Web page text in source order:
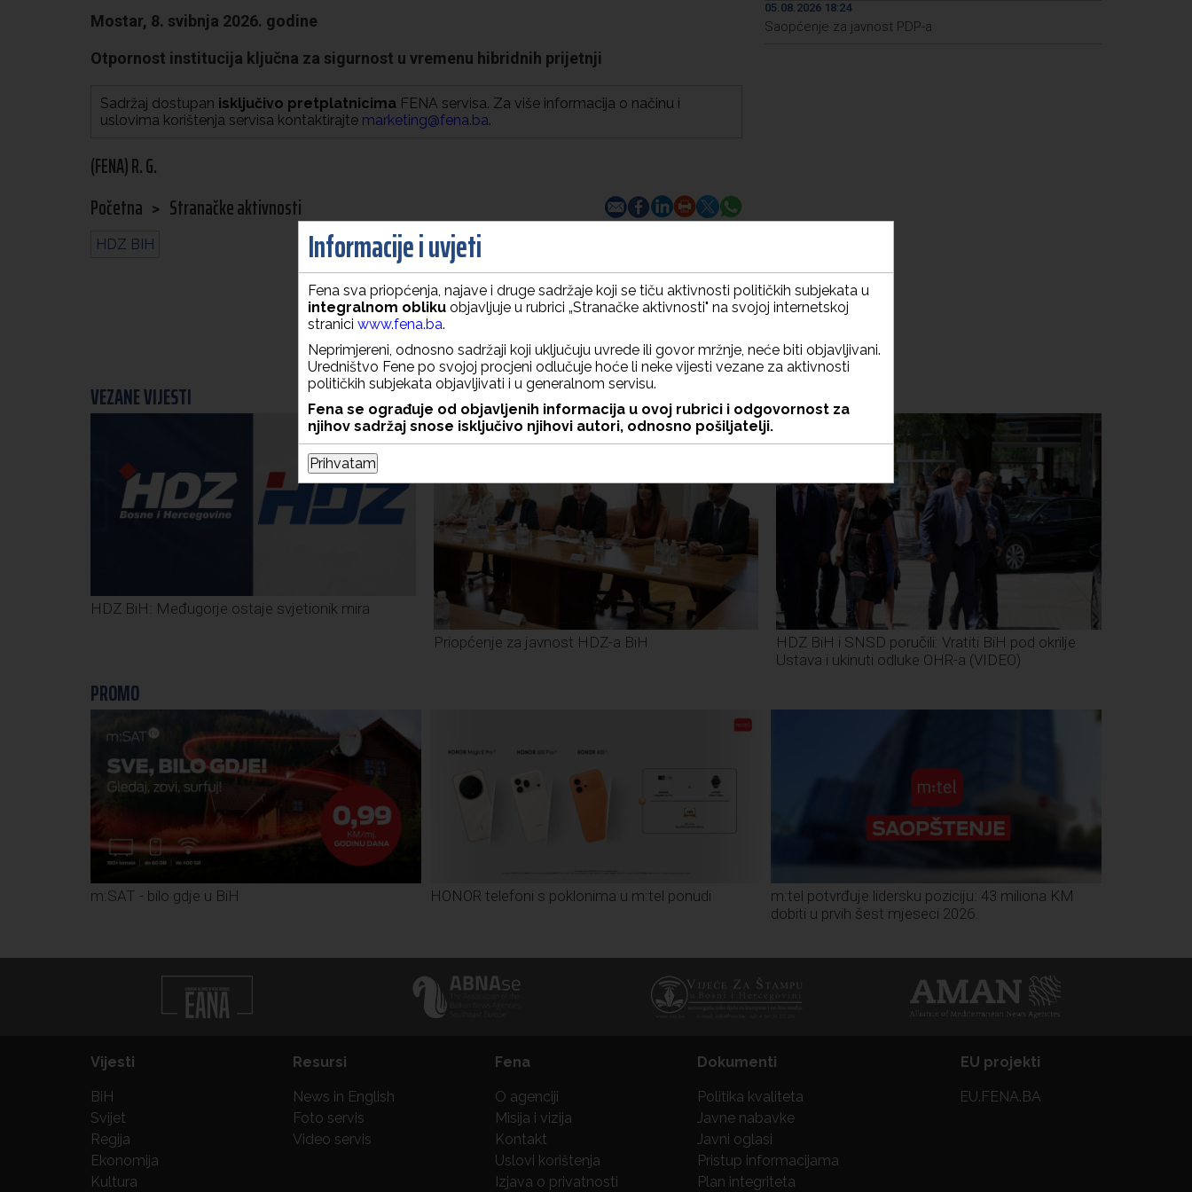
Mostar, 8. svibnja 2026. godine
Otpornost institucija ključna za sigurnost u vremenu hibridnih prijetnji
Sadržaj dostupan isključivo pretplatnicima FENA servisa. Za više informacija o načinu i
uslovima korištenja servisa kontaktirajte marketing@fena.ba.
(FENA) R. G.
Početna > Stranačke aktivnosti
HDZ BIH
05.08.2026 18:24
Saopćenje za javnost PDP-a
VEZANE VIJESTI
HDZ BiH: Međugorje ostaje svjetionik mira
Priopćenje za javnost HDZ-a BiH
HDZ BiH i SNSD poručili: Vratiti BiH pod okrilje
Ustava i ukinuti odluke OHR-a (VIDEO)
Informacije i uvjeti
Fena sva priopćenja, najave i druge sadržaje koji se tiču aktivnosti političkih subjekata u
integralnom obliku objavljuje u rubrici „Stranačke aktivnosti" na svojoj internetskoj
stranici www.fena.ba.
Neprimjereni, odnosno sadržaji koji uključuju uvrede ili govor mržnje, neće biti objavljivani.
Uredništvo Fene po svojoj procjeni odlučuje hoće li neke vijesti vezane za aktivnosti
političkih subjekata objavljivati i u generalnom servisu.
Fena se ograđuje od objavljenih informacija u ovoj rubrici i odgovornost za
njihov sadržaj snose isključivo njihovi autori, odnosno pošiljatelji.
Prihvatam
PROMO
m:SAT - bilo gdje u BiH HONOR telefoni s poklonima u m:tel ponudi
m:tel potvrđuje lidersku poziciju: 43 miliona KM
dobiti u prvih šest mjeseci 2026.
Vijesti
BiH
Svijet
Regija
Ekonomija
Kultura
Resursi
News in English
Foto servis
Video servis
Fena
O agenciji
Misija i vizija
Kontakt
Uslovi korištenja
Izjava o privatnosti
Dokumenti
Politika kvaliteta
Javne nabavke
Javni oglasi
Pristup informacijama
Plan integriteta
EU projekti
EU.FENA.BA